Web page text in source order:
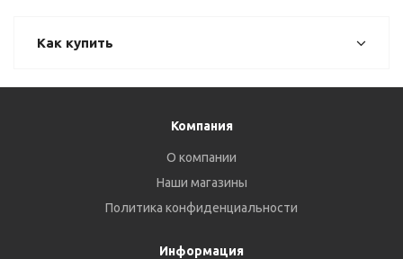
Как купить
Компания
О компании
Наши магазины
Политика конфиденциальности
Информация